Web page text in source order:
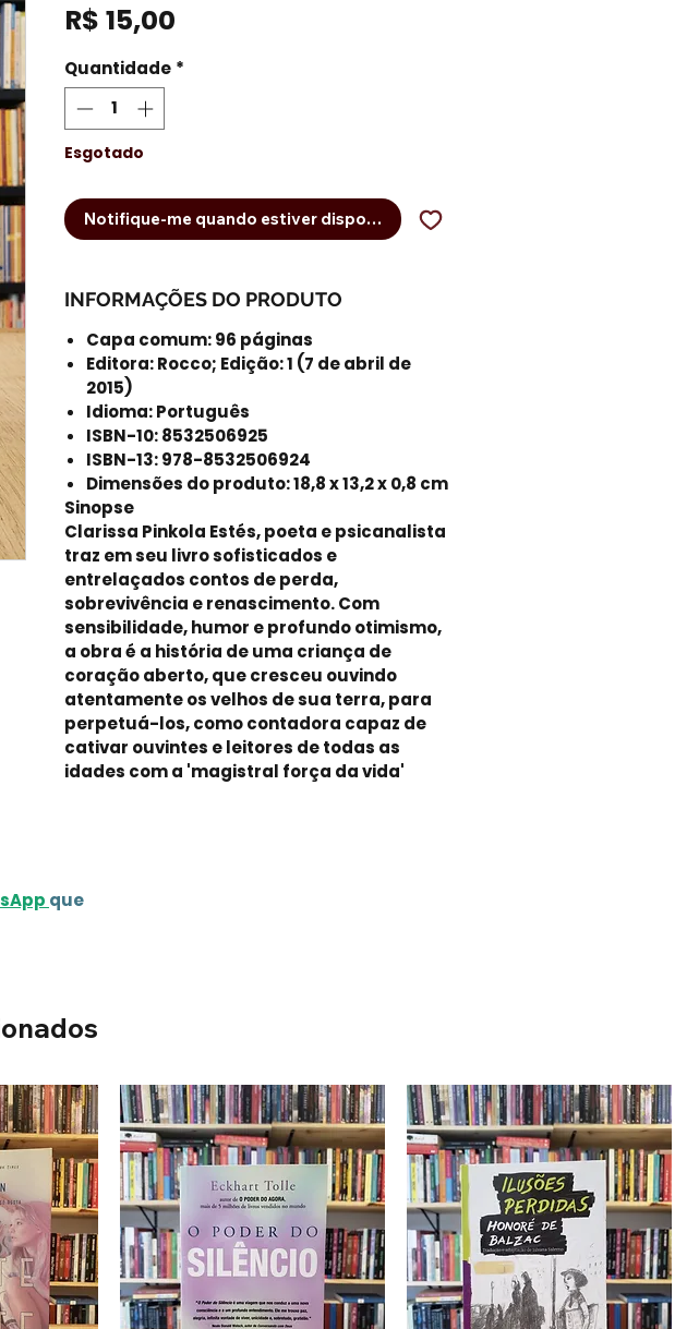
R$ 15,00
Quantidade *
Esgotado
Notifique-me quando estiver disponível
INFORMAÇÕES DO PRODUTO
Capa comum: 96 páginas
Editora: Rocco; Edição: 1 (7 de abril de
2015)
Idioma: Português
ISBN-10: 8532506925
ISBN-13: 978-8532506924
Dimensões do produto: 18,8 x 13,2 x 0,8 cm
Sinopse
Clarissa Pinkola Estés, poeta e psicanalista
traz em seu livro sofisticados e
entrelaçados contos de perda,
sobrevivência e renascimento. Com
sensibilidade, humor e profundo otimismo,
a obra é a história de uma criança de
coração aberto, que cresceu ouvindo
atentamente os velhos de sua terra, para
perpetuá-los, como contadora capaz de
cativar ouvintes e leitores de todas as
idades com a 'magistral força da vida'
que